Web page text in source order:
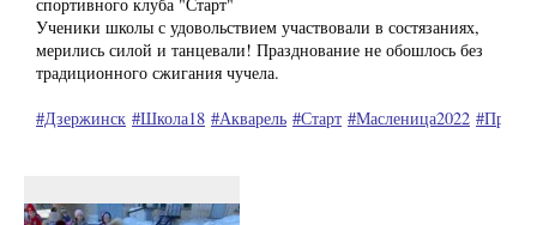
спортивного клуба "Старт"
Ученики школы с удовольствием участвовали в состязаниях,
мерились силой и танцевали! Празднование не обошлось без
традиционного сжигания чучела.
#Дзержинск #Школа18 #Акварель #Старт #Масленица2022